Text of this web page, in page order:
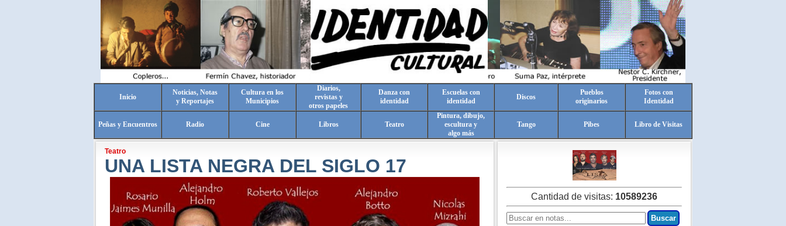
Inicio
Noticias, Notas
y Reportajes
Cultura en los
Municipios
Diarios,
revistas y
otros papeles
Danza con
identidad
Escuelas con
identidad
Discos
Pueblos
originarios
Fotos con
Identidad
Peñas y Encuentros Radio Cine Libros Teatro
Pintura, dibujo,
escultura y
algo más
Tango Pibes Libro de Visitas
Teatro
UNA LISTA NEGRA DEL SIGLO 17
Cantidad de visitas: 10589236